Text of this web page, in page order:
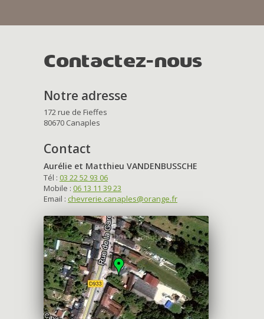
Contactez-nous
Notre adresse
172 rue de Fieffes
80670 Canaples
Contact
Aurélie et Matthieu VANDENBUSSCHE
Tél : 03 22 52 93 06
Mobile : 06 13 11 39 23
Email : chevrerie.canaples@orange.fr